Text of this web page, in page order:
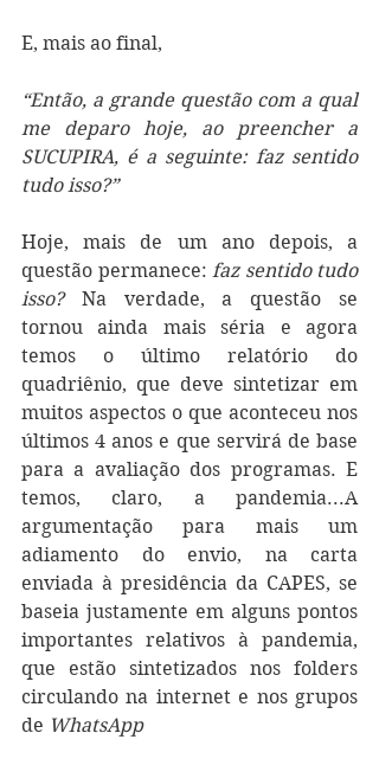
E, mais ao final,
“Então, a grande questão com a qual
me deparo hoje, ao preencher a
SUCUPIRA, é a seguinte: faz sentido
tudo isso?”
Hoje, mais de um ano depois, a
questão permanece: faz sentido tudo
isso? Na verdade, a questão se
tornou ainda mais séria e agora
temos o último relatório do
quadriênio, que deve sintetizar em
muitos aspectos o que aconteceu nos
últimos 4 anos e que servirá de base
para a avaliação dos programas. E
temos, claro, a pandemia...A
argumentação para mais um
adiamento do envio, na carta
enviada à presidência da CAPES, se
baseia justamente em alguns pontos
importantes relativos à pandemia,
que estão sintetizados nos folders
circulando na internet e nos grupos
de WhatsApp